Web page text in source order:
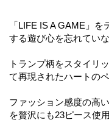
「LIFE IS A GAME」
する遊び心を忘れてい
トランプ柄をスタイリ
て再現されたハートの
ファッション感度の高
を贅沢にも23ピース使